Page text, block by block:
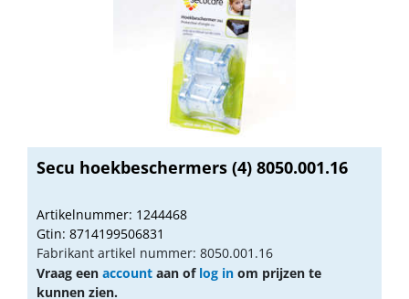
Secu hoekbeschermers (4) 8050.001.16
Artikelnummer: 1244468
Gtin: 8714199506831
Fabrikant artikel nummer: 8050.001.16
Vraag een account aan of log in om prijzen te
kunnen zien.